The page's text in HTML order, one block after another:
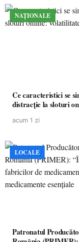
NAȚIONALE
Ce caracteristici se
distracție la sloturi
acum 1 zi
LOCALE
Patronatul